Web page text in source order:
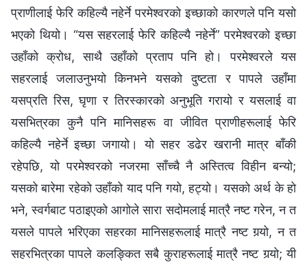
प्राणीलाई फेरि कहिल्यै नहेर्ने परमेश्‍वरको इच्‍छाको कारणले पनि यसो
भएको थियो। “यस सहरलाई फेरि कहिल्यै नहेर्ने” परमेश्‍वरको इच्‍छा
उहाँको क्रोध, साथै उहाँको प्रताप पनि हो। परमेश्‍वरले यस
सहरलाई जलाउनुभयो किनभने यसको दुष्टता र पापले उहाँमा
यसप्रति रिस, घृणा र तिरस्कारको अनुभूति गरायो र यसलाई वा
यसभित्रका कुनै पनि मानिसहरू वा जीवित प्राणीहरूलाई फेरि
कहिल्यै नहेर्ने इच्‍छा जगायो। यो सहर डढेर खरानी मात्र बाँकी
रहेपछि, यो परमेश्‍वरको नजरमा साँच्‍चै नै अस्तित्व विहीन बन्यो;
यसको बारेमा रहेको उहाँको याद पनि गयो, हट्यो। यसको अर्थ के हो
भने, स्वर्गबाट पठाइएको आगोले सारा सदोमलाई मात्रै नष्ट गरेन, न त
यसले पापले भरिएका सहरका मानिसहरूलाई मात्रै नष्ट गर्‍यो, न त
सहरभित्रका पापले कलङ्कित सबै कुराहरूलाई मात्रै नष्ट गर्‍यो; यी